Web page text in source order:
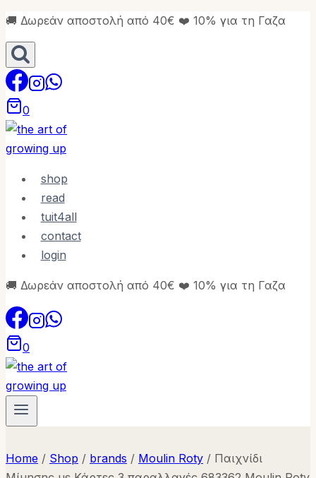
Skip
to
content
🚚 Δωρεάν αποστολή από 40€ ❤️ 10% για τη Γαζα
0
shop
read
tuit4all
contact
login
🚚 Δωρεάν αποστολή από 40€ ❤️ 10% για τη Γαζα
0
Home / Shop / brands / Moulin Roty / Παιχνίδι